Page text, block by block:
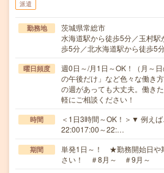
派遣
勤務地
茨城県常総市
水海道駅から徒歩5分／玉村
歩5分／北水海道駅から徒歩5
曜日頻度
週0日～/月1日～OK！（月～
の午後だけ」など色々な働き
の週があっても大丈夫。働き
軽にご相談ください！
時間
＜1日3時間～OK！＞▼ 例え
22:0017:00～22:…
期間
単発1日～！ ★勤務開始日や
さい！ ＃8月～ ＃9月～